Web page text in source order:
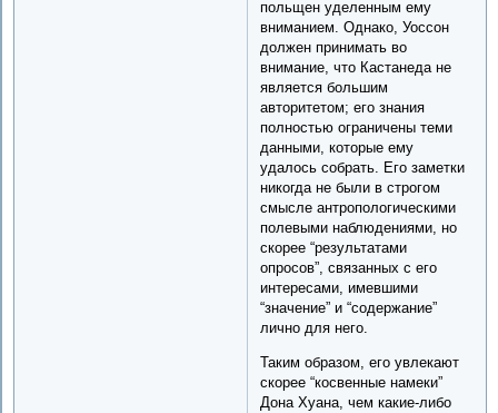
польщен уделенным ему
вниманием. Однако, Уоссон
должен принимать во
внимание, что Кастанеда не
является большим
авторитетом; его знания
полностью ограничены теми
данными, которые ему
удалось собрать. Его заметки
никогда не были в строгом
смысле антропологическими
полевыми наблюдениями, но
скорее “результатами
опросов”, связанных с его
интересами, имевшими
“значение” и “содержание”
лично для него.
Таким образом, его увлекают
скорее “косвенные намеки”
Дона Хуана, чем какие-либо